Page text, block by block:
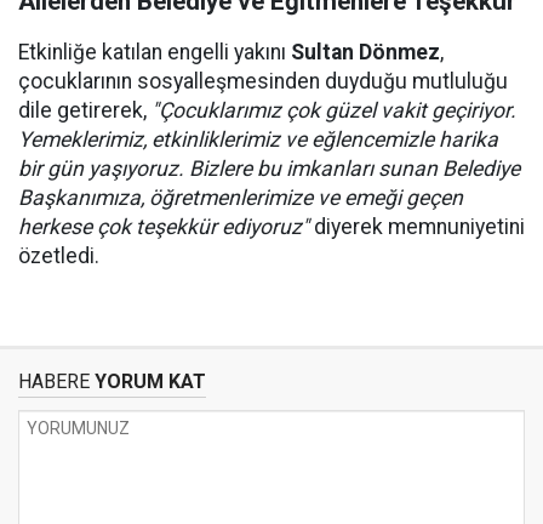
Etkinliğe katılan engelli yakını Sultan Dönmez,
çocuklarının sosyalleşmesinden duyduğu mutluluğu
dile getirerek, "Çocuklarımız çok güzel vakit geçiriyor.
Yemeklerimiz, etkinliklerimiz ve eğlencemizle harika
bir gün yaşıyoruz. Bizlere bu imkanları sunan Belediye
Başkanımıza, öğretmenlerimize ve emeği geçen
herkese çok teşekkür ediyoruz"diyerek memnuniyetini
özetledi.
HABERE YORUM KAT